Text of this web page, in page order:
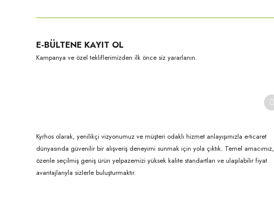
Ürün açıklamasında eksik bilgiler bulunuyor.
Ürün bilgilerinde hatalar bulunuyor.
E-BÜLTENE KAYIT OL
Kampanya ve özel tekliflerimizden ilk önce siz yararlanın.
Kyrhos olarak, yenilikçi vizyonumuz ve müşteri odaklı hizmet anlayışımızla e-ticaret
dünyasında güvenilir bir alışveriş deneyimi sunmak için yola çıktık. Temel amacımız,
özenle seçilmiş geniş ürün yelpazemizi yüksek kalite standartları ve ulaşılabilir fiyat
avantajlarıyla sizlerle buluşturmaktır.